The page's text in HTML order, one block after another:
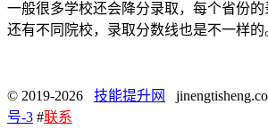
一般很多学校还会降分录取，每个省份的
还有不同院校，录取分数线也是不一样的
© 2019-2026 技能提升网
号-3 #联系